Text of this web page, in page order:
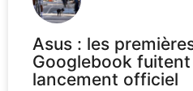
Asus : les
Googlebook
lancement officiel